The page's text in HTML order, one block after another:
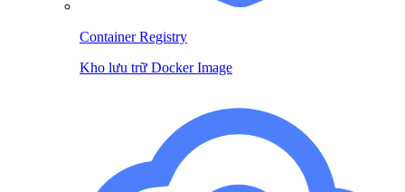
Container Registry
Kho lưu trữ Docker Image